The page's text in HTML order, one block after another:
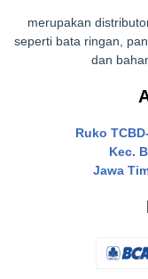
merupakan
seperti bata ringan,
dan
Ruko
Kec.
Jawa